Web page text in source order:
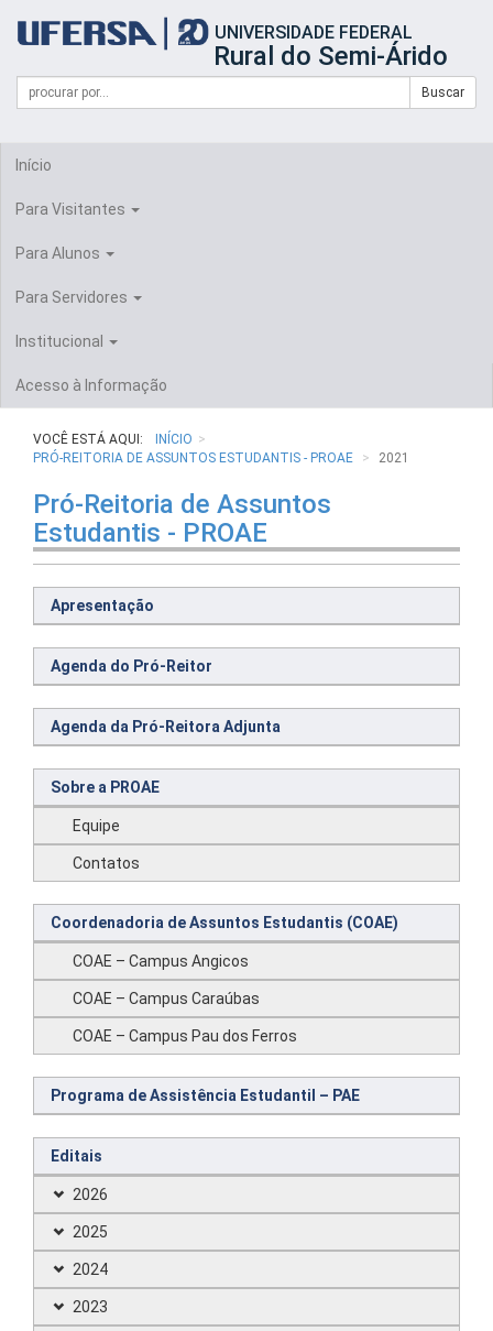
portal
UFERSA
UNIVERSIDADE FEDERAL
Rural do Semi-Árido
Formulário
Busca
Campo
de
Buscar
Início
Para Visitantes
Para Alunos
Para Servidores
Institucional
Acesso à Informação
VOCÊ ESTÁ AQUI:
INÍCIO
PRÓ-REITORIA DE ASSUNTOS ESTUDANTIS - PROAE
2021
Pró-Reitoria de Assuntos
Estudantis - PROAE
Apresentação
Agenda do Pró-Reitor
Agenda da Pró-Reitora Adjunta
Sobre a PROAE
Equipe
Contatos
Coordenadoria de Assuntos Estudantis (COAE)
COAE – Campus Angicos
COAE – Campus Caraúbas
COAE – Campus Pau dos Ferros
Programa de Assistência Estudantil – PAE
Editais
2026
2025
2024
2023